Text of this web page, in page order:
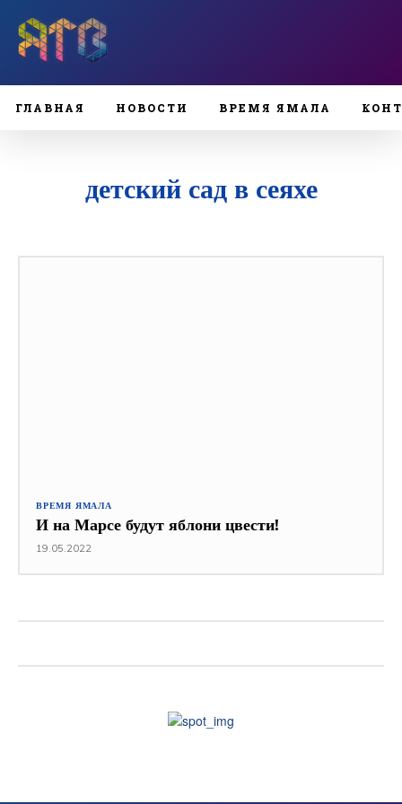
ГЛАВНАЯ НОВОСТИ ВРЕМЯ ЯМАЛА
детский сад в сеяхе
ВРЕМЯ ЯМАЛА
И на Марсе будут яблони цвести!
19.05.2022